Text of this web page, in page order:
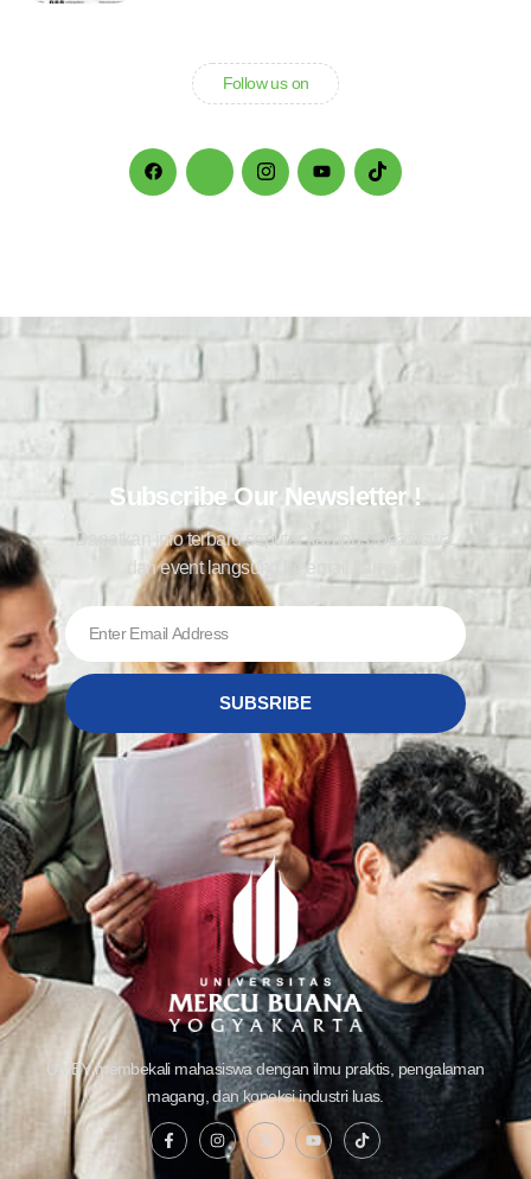
Follow us on
Subscribe Our Newsletter !
Dapatkan info terbaru seputar kampus, beasiswa,
dan event langsung ke email kamu !
SUBSRIBE
UMBY membekali mahasiswa dengan ilmu praktis, pengalaman
magang, dan koneksi industri luas.